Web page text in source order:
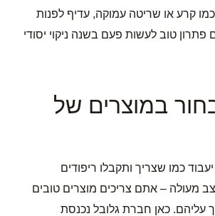
קרע או שריטה עמוקה, עדיף לפנות
פתרון טוב לעשות פעם בשנה ניקוי יסודי
במוצרים של
כמו שצריך ותקבלו ריפודים
מעולה – אתם צריכים מוצרים טובים
עליהם. כאן חברת גלובל נכנסת